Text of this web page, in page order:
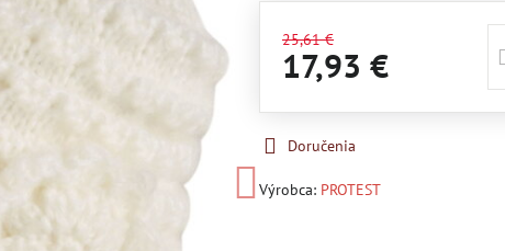
25,61 €
17,93 €
Doručenia
Výrobca: PROTEST